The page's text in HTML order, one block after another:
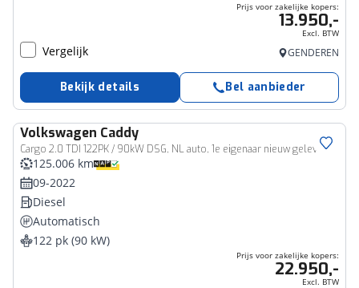
Prijs voor zakelijke kopers:
13.950,-
Excl. BTW
Vergelijk GENDEREN
Bekijk details Bel aanbieder
Volkswagen Caddy
Cargo 2.0 TDI 122PK / 90kW DSG, NL auto, 1e eigenaar nieuw geleverd en onderhouden, 75 Edition, verwarmbare voorruit, trekhaak, navigatie, Apple Carplay & Android Auto, cruise control, ErgoComfort bestuurdersstoel, lederen bekleding, LED verlichting, 17" LMV, achteruitrijcamera (rear view), parkeersensoren voor en achter (pdc), elektrisch verstel- en verwarmbare buitenspiegels etc.
Bedrijfswagen
125.006 km
09-2022
Diesel
Automatisch
122 pk (90 kW)
Prijs voor zakelijke kopers:
22.950,-
Excl. BTW